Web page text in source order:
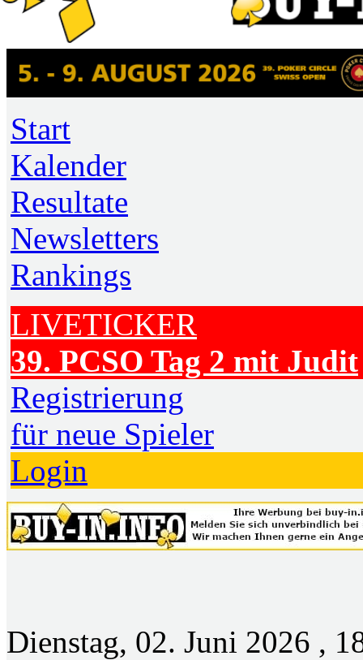
Start
Kalender
Resultate
Newsletters
Rankings
LIVETICKER
39. PCSO Tag 2 mit Judit
Registrierung
für neue Spieler
Login
Dienstag, 02. Juni 2026 ,